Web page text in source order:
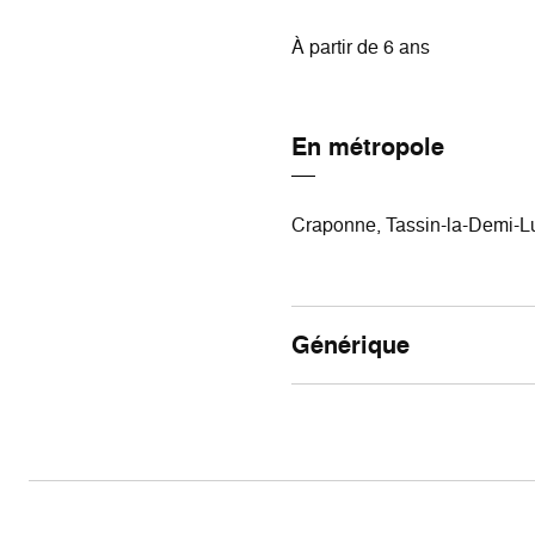
À partir de 6 ans
En métropole
Craponne, Tassin-la-Demi-
Générique